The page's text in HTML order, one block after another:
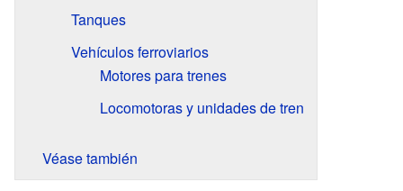
Tanques
Vehículos ferroviarios
Motores para trenes
Locomotoras y unidades de tren
Véase también